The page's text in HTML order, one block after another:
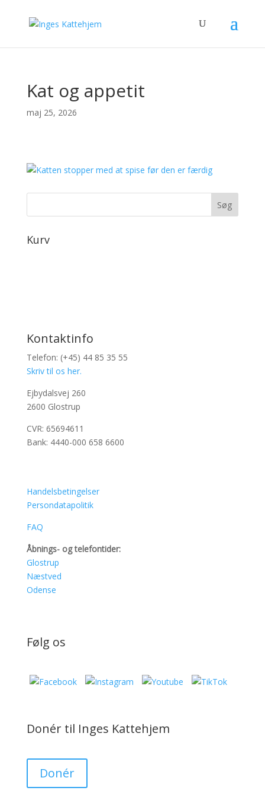
Kat og appetit
maj 25, 2026
Kurv
Kontaktinfo
Telefon: (+45) 44 85 35 55
Skriv til os her.
Ejbydalsvej 260
2600 Glostrup
CVR: 65694611
Bank: 4440-000 658 6600
Handelsbetingelser
Persondatapolitik
FAQ
Åbnings- og telefontider:
Glostrup
Næstved
Odense
Følg os
Donér til Inges Kattehjem
Donér